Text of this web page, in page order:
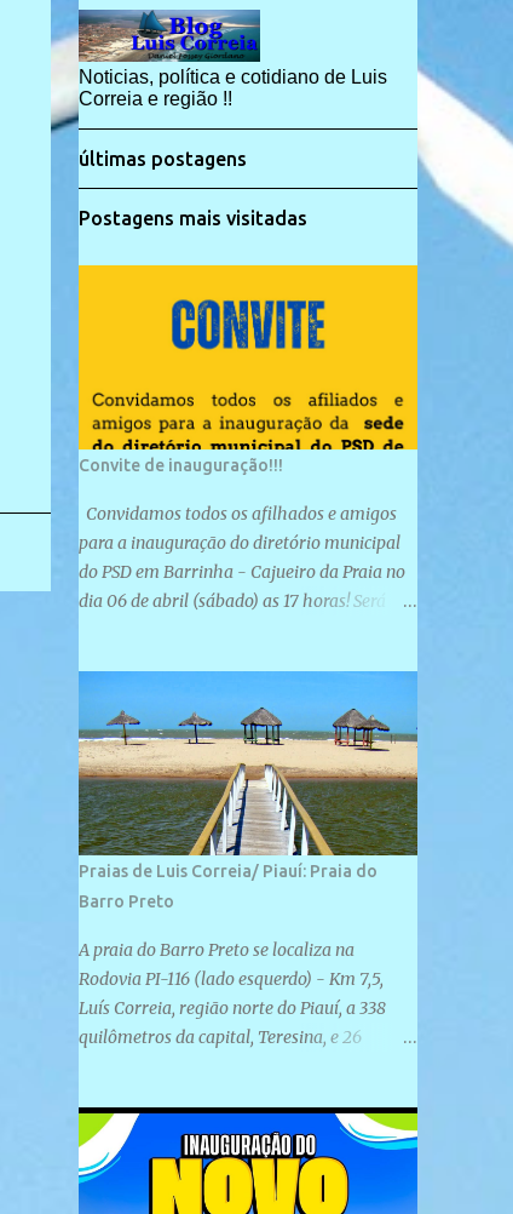
Noticias, política e cotidiano de Luis
Correia e região !!
últimas postagens
Postagens mais visitadas
Convite de inauguração!!!
Convidamos todos os afilhados e amigos
para a inauguração do diretório municipal
do PSD em Barrinha - Cajueiro da Praia no
dia 06 de abril (sábado) as 17 horas! Será
localizada na Rua São José, 98 Barrinha -
Cajueiro da Praia.
Praias de Luis Correia/ Piauí: Praia do
Barro Preto
A praia do Barro Preto se localiza na
Rodovia PI-116 (lado esquerdo) - Km 7,5,
Luís Correia, região norte do Piauí, a 338
quilômetros da capital, Teresina, e 26
plana e retilínea na maior parte de sua
extensão, chegando a mais ou menos a 1,5
km de paisagens exuberantes. Possui ondas